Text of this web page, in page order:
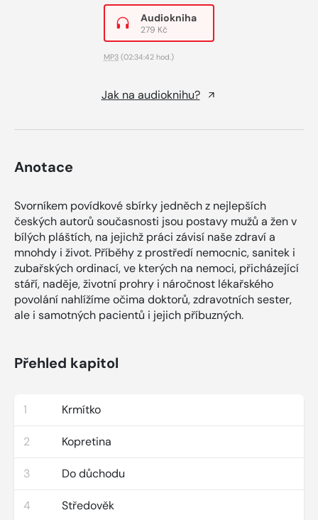
Audiokniha
279 Kč
MP3 (02:34:42 hod.)
Jak na audioknihu?
Anotace
Svorníkem povídkové sbírky jedněch z nejlepších
českých autorů současnosti jsou postavy mužů a žen v
bílých pláštích, na jejichž práci závisí naše zdraví a
mnohdy i život. Příběhy z prostředí nemocnic, sanitek i
zubařských ordinací, ve kterých na nemoci, přicházející
stáří, naděje, životní prohry i náročnost lékařského
povolání nahlížíme očima doktorů, zdravotních sester,
ale i samotných pacientů i jejich příbuzných.
Přehled kapitol
1 Krmítko
2 Kopretina
3 Do důchodu
4 Středověk